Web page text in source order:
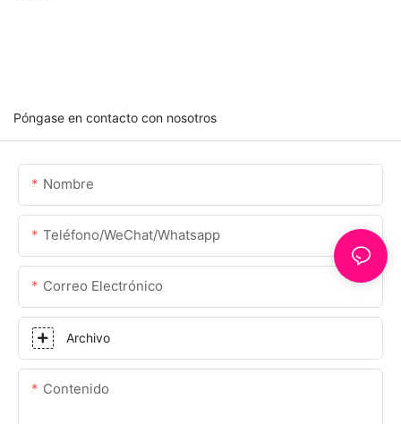
Póngase en contacto con nosotros
Nombre
Teléfono/WeChat/Whatsapp
Correo Electrónico
Archivo
Contenido